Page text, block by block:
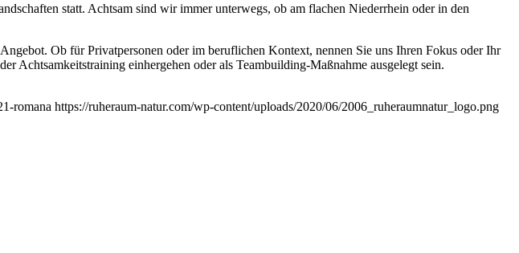
statt. Achtsam sind wir immer unterwegs, ob am flachen Niederrhein oder in den
Ob für Privatpersonen oder im beruflichen Kontext, nennen Sie uns Ihren Fokus oder Ihr
Achtsamkeitstraining einhergehen oder als Teambuilding-Maßnahme ausgelegt sein.
romana https://ruheraum-natur.com/wp-content/uploads/2020/06/2006_ruheraumnatur_logo.png